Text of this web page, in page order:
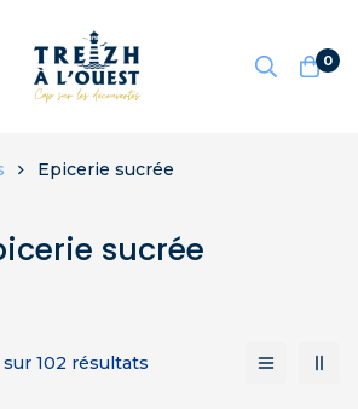
0
Epicerie sucrée
sucrée
102 résultats